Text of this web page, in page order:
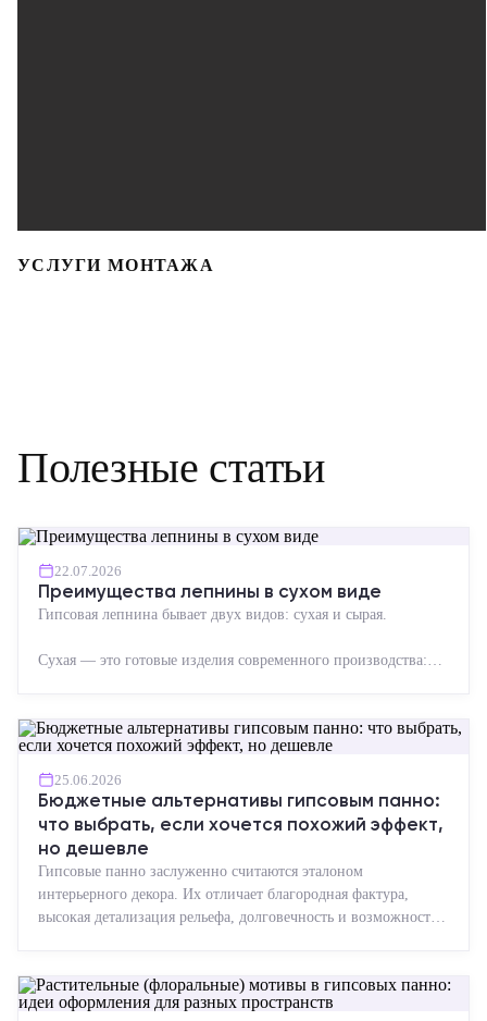
УСЛУГИ МОНТАЖА
Полезные статьи
22.07.2026
Преимущества лепнины в сухом виде
Гипсовая лепнина бывает двух видов: сухая и сырая.
Сухая — это готовые изделия современного производства:
25.06.2026
Бюджетные альтернативы гипсовым панно:
что выбрать, если хочется похожий эффект,
но дешевле
Гипсовые панно заслуженно считаются эталоном
интерьерного декора. Их отличает благородная фактура,
высокая детализация рельефа, долговечность и возможность